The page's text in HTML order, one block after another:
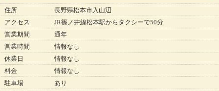
住所
長野県松本市入山辺
アクセス
JR篠ノ井線松本駅からタクシーで50分
営業期間
通年
営業時間
情報なし
休業日
情報なし
料金
情報なし
駐車場
あり